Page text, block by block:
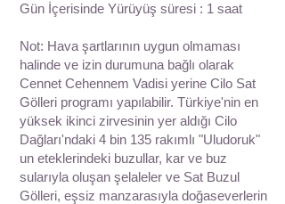
Gün İçerisinde Yürüyüş süresi : 1 saat
Not: Hava şartlarının uygun olmaması
halinde ve izin durumuna bağlı olarak
Cennet Cehennem Vadisi yerine Cilo Sat
Gölleri programı yapılabilir. Türkiye'nin en
yüksek ikinci zirvesinin yer aldığı Cilo
Dağları'ndaki 4 bin 135 rakımlı "Uludoruk"
un eteklerindeki buzullar, kar ve buz
sularıyla oluşan şelaleler ve Sat Buzul
Gölleri, eşsiz manzarasıyla doğaseverlerin